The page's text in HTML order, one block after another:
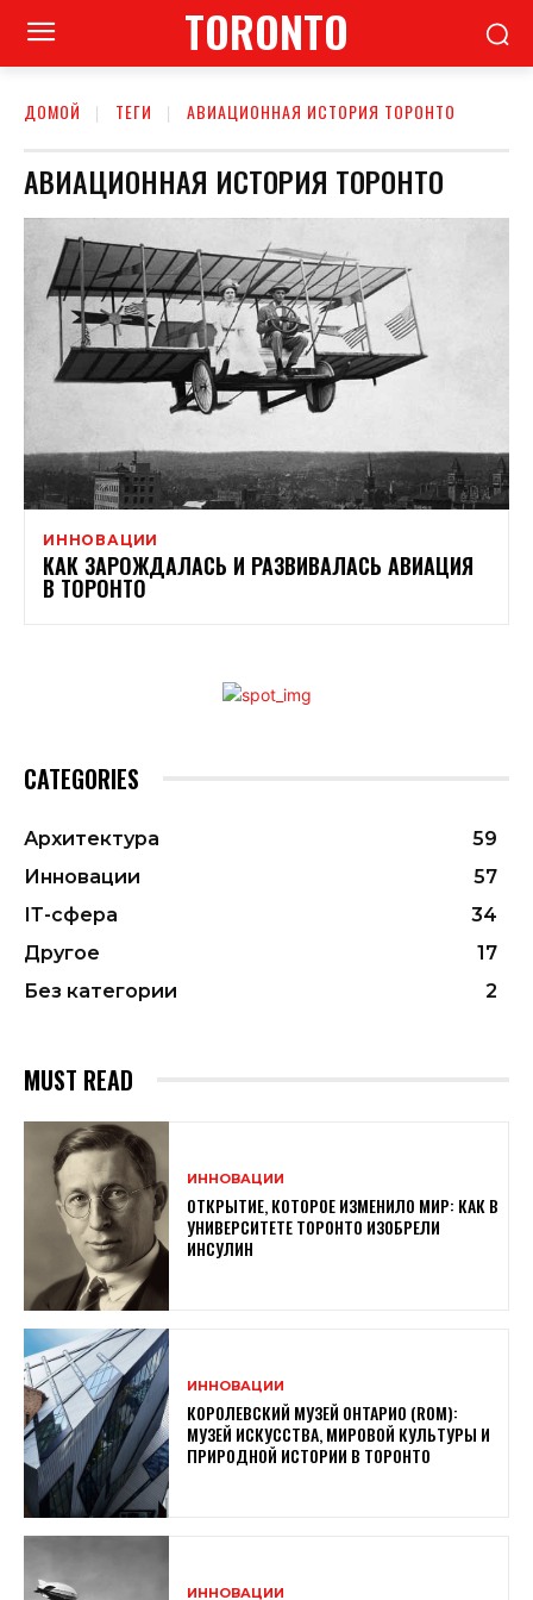
TORONTO
ДОМОЙ ТЕГИ АВИАЦИОННАЯ ИСТОРИЯ ТОРОНТО
АВИАЦИОННАЯ ИСТОРИЯ ТОРОНТО
ИННОВАЦИИ
КАК ЗАРОЖДАЛАСЬ И РАЗВИВАЛАСЬ АВИАЦИЯ
В ТОРОНТО
CATEGORIES
Архитектура
59
Инновации
57
ІТ-сфера
34
Другое
17
Без категории
2
MUST READ
ИННОВАЦИИ
ОТКРЫТИЕ, КОТОРОЕ ИЗМЕНИЛО МИР: КАК В
УНИВЕРСИТЕТЕ ТОРОНТО ИЗОБРЕЛИ
ИНСУЛИН
ИННОВАЦИИ
КОРОЛЕВСКИЙ МУЗЕЙ ОНТАРИО (ROM):
МУЗЕЙ ИСКУССТВА, МИРОВОЙ КУЛЬТУРЫ И
ПРИРОДНОЙ ИСТОРИИ В ТОРОНТО
ИННОВАЦИИ